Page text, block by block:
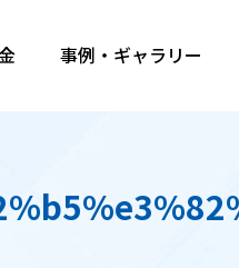
事例・ギャラリー